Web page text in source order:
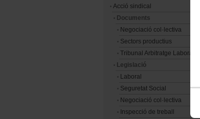
Acció sindical
Documents
Negociació col·lectiva
Sectors productius
Tribunal Arbitratge Laboral
Legislació
Laboral
Seguretat Social
Negociació col·lectiva
Inspecció de treball